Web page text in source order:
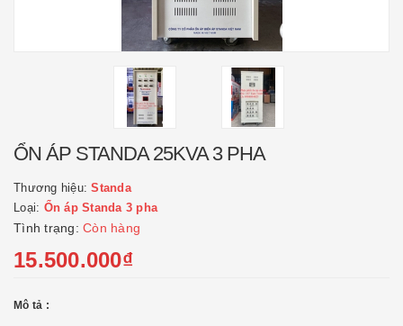
ỔN ÁP STANDA 25KVA 3 PHA
Thương hiệu:Standa
Loại: Ổn áp Standa 3 pha
Tình trạng: Còn hàng
15.500.000₫
Mô tả :